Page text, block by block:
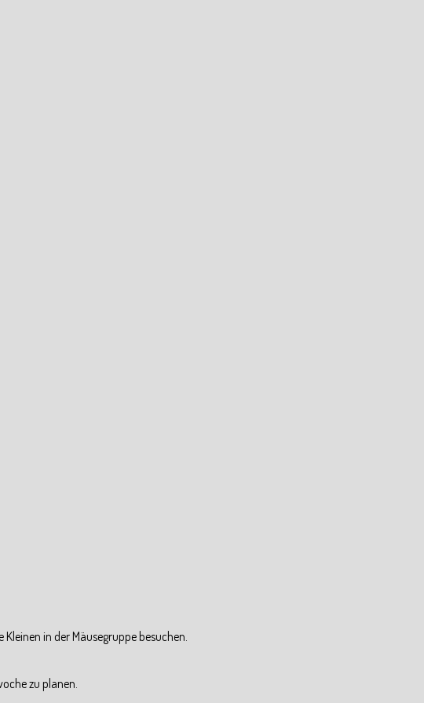
in der Mäusegruppe besuchen.
zu planen.